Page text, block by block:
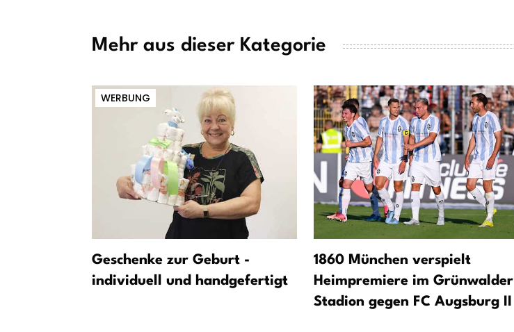
Mehr aus dieser Kategorie
WERBUNG
Geschenke zur Geburt -
individuell und handgefertigt
1860 München verspielt
Heimpremiere im Grünwalder
Stadion gegen FC Augsburg II